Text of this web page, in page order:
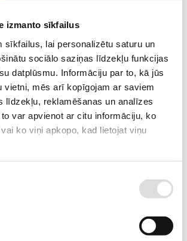
izmanto sīkfailus
sīkfailus, lai personalizētu saturu un
sociālo saziņas līdzekļu funkcijas
datplūsmu. Informāciju par to, kā jūs
vietni, mēs arī kopīgojam ar saviem
līdzekļu, reklamēšanas un analīzes
var apvienot ar citu informāciju, ko
ko viņi apkopo, kad lietojat viņu
SCREENS
ATyS 1600-
Available on backorder
2815094160